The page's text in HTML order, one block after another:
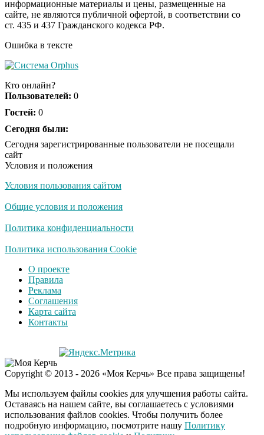
i
Ролик длится пару
секунд, но вы будете в
шоке от увиденного
Королева вагона
информационные материалы и цены, размещенные на
сайте, не являются публичной офертой, в соответствии со
ст. 435 и 437 Гражданского кодекса РФ.
Ошибка в тексте
Кто онлайн?
Пользователей: 0
Гостей: 0
Сегодня были:
Сегодня зарегистрированные пользователи не посещали
сайт
Условия и положения
Условия пользования сайтом
Общие условия и положения
Политика конфиденциальности
Политика использования Cookie
О проекте
Правила
Реклама
Соглашения
Карта сайта
Контакты
Copyright © 2013 - 2026 «Моя Керчь» Все права защищены!
Мы используем файлы cookies для улучшения работы сайта.
Оставаясь на нашем сайте, вы соглашаетесь с условиями
использования файлов cookies. Чтобы получить более
подробную информацию, посмотрите нашу Политику